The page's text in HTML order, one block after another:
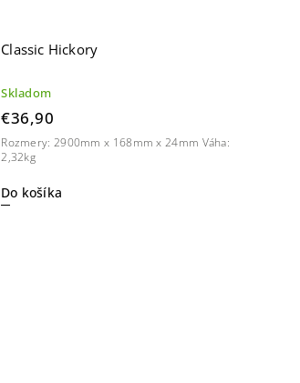
Classic Hickory
Skladom
€36,90
Do košíka
Rozmery: 2900mm x 168mm x 24mm Váha:
2,32kg